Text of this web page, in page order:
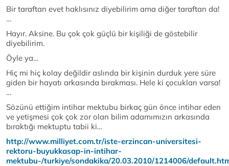
Bir taraftan evet haklısınız diyebilirim ama diğer taraftan da!
…
Hayır. Aksine. Bu çok çok güçlü bir kişiliği de göstebilir
diyebilirim.
Öyle ya…
Hiç mi hiç kolay değildir aslında bir kişinin durduk yere süre
giden bir hayatı arkasında bırakması. Hele ki çocukları varsa!
…
Sözünü ettiğim intihar mektubu birkaç gün önce intihar eden
ve yetişmesi çok çok zor olan bilim adamımızın arkasında
bıraktığı mektuptu tabii ki…
http://www.milliyet.com.tr/iste-erzincan-universitesi-
rektoru-buyukkasap-in-intihar-
mektubu-/turkiye/sondakika/20.03.2010/1214006/